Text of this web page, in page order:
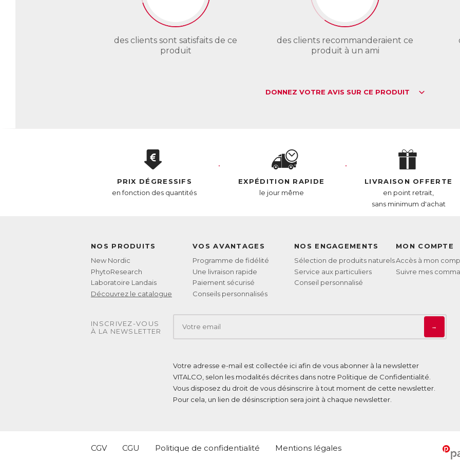
des clients sont satisfaits de ce
produit
des clients recommanderaient ce
produit à un ami
DONNEZ VOTRE AVIS SUR CE PRODUIT
PRIX DÉGRESSIFS
en fonction des quantités
EXPÉDITION RAPIDE
le jour même
LIVRAISON OFFERTE
en point retrait,
sans minimum d'achat
NOS PRODUITS
New Nordic
PhytoResearch
Laboratoire Landais
Découvrez le catalogue
VOS AVANTAGES
Programme de fidélité
Une livraison rapide
Paiement sécurisé
Conseils personnalisés
NOS ENGAGEMENTS
Sélection de produits naturels
Service aux particuliers
Conseil personnalisé
MON COMPTE
Accès à mon
Suivre mes
INSCRIVEZ-VOUS
À LA NEWSLETTER
→
Votre adresse e-mail est collectée ici afin de vous abonner à la newsletter
VITALCO, selon les modalités décrites dans notre Politique de Confidentialité.
Vous disposez du droit de vous désinscrire à tout moment de cette newsletter.
Pour cela, un lien de désinscription sera joint à chaque newsletter.
CGV CGU Politique de confidentialité Mentions légales